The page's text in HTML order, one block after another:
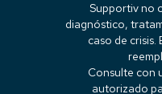
Supportiv no
diagnóstico,
caso de crisis.
Consulte con
autorizado